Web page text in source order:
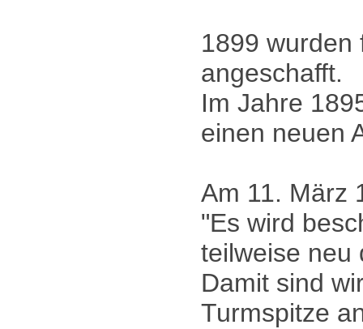
1899 wurden
angeschafft.
Im Jahre
einen neuen
Am 11. März
"Es wird
teilweise neu
Damit sind
Turmspitze